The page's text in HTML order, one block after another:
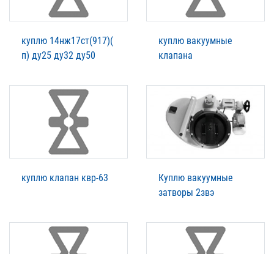
куплю 14нж17ст(917)(
п) ду25 ду32 ду50
куплю вакуумные
клапана
куплю клапан квр-63
Куплю вакуумные
затворы 2звэ